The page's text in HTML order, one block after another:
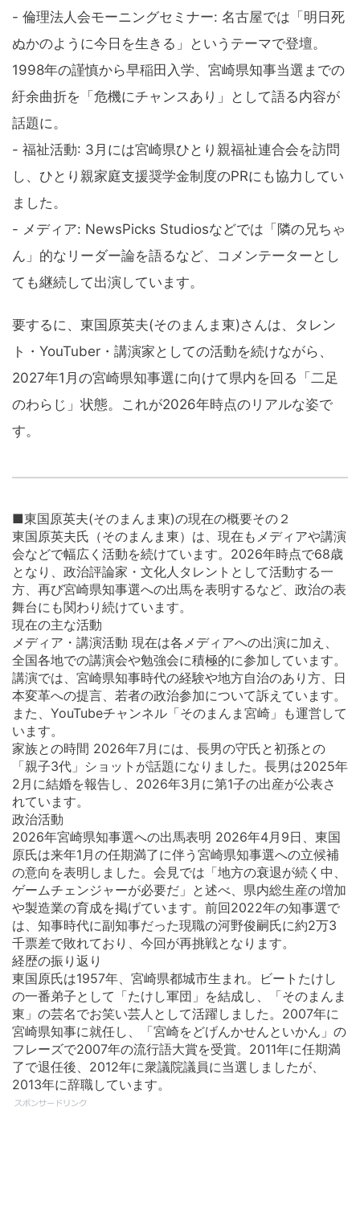
- 倫理法人会モーニングセミナー: 名古屋では「明日死
ぬかのように今日を生きる」というテーマで登壇。
1998年の謹慎から早稲田入学、宮崎県知事当選までの
紆余曲折を「危機にチャンスあり」として語る内容が
話題に。
- 福祉活動: 3月には宮崎県ひとり親福祉連合会を訪問
し、ひとり親家庭支援奨学金制度のPRにも協力してい
ました。
- メディア: NewsPicks Studiosなどでは「隣の兄ちゃ
ん」的なリーダー論を語るなど、コメンテーターとし
ても継続して出演しています。
要するに、東国原英夫(そのまんま東)さんは、タレン
ト・YouTuber・講演家としての活動を続けながら、
2027年1月の宮崎県知事選に向けて県内を回る「二足
のわらじ」状態。これが2026年時点のリアルな姿で
す。
■東国原英夫(そのまんま東)の現在の概要その２
東国原英夫氏（そのまんま東）は、現在もメディアや講演
会などで幅広く活動を続けています。2026年時点で68歳
となり、政治評論家・文化人タレントとして活動する一
方、再び宮崎県知事選への出馬を表明するなど、政治の表
舞台にも関わり続けています。
現在の主な活動
メディア・講演活動 現在は各メディアへの出演に加え、
全国各地での講演会や勉強会に積極的に参加しています。
講演では、宮崎県知事時代の経験や地方自治のあり方、日
本変革への提言、若者の政治参加について訴えています。
また、YouTubeチャンネル「そのまんま宮崎」も運営して
います。
家族との時間 2026年7月には、長男の守氏と初孫との
「親子3代」ショットが話題になりました。長男は2025年
2月に結婚を報告し、2026年3月に第1子の出産が公表さ
れています。
政治活動
2026年宮崎県知事選への出馬表明 2026年4月9日、東国
原氏は来年1月の任期満了に伴う宮崎県知事選への立候補
の意向を表明しました。会見では「地方の衰退が続く中、
ゲームチェンジャーが必要だ」と述べ、県内総生産の増加
や製造業の育成を掲げています。前回2022年の知事選で
は、知事時代に副知事だった現職の河野俊嗣氏に約2万3
千票差で敗れており、今回が再挑戦となります。
経歴の振り返り
東国原氏は1957年、宮崎県都城市生まれ。ビートたけし
の一番弟子として「たけし軍団」を結成し、「そのまんま
東」の芸名でお笑い芸人として活躍しました。2007年に
宮崎県知事に就任し、「宮崎をどげんかせんといかん」の
フレーズで2007年の流行語大賞を受賞。2011年に任期満
了で退任後、2012年に衆議院議員に当選しましたが、
2013年に辞職しています。